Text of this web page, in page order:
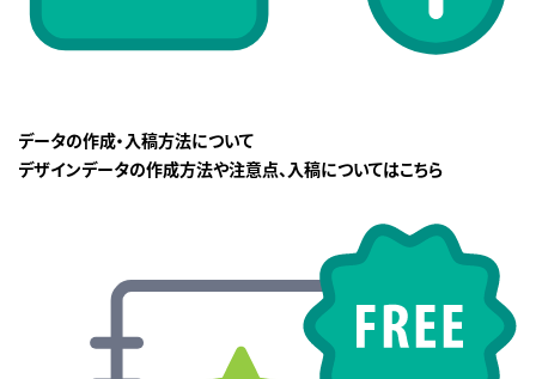
データの作成・入稿方法について
デザインデータの作成方法や注意点、入稿についてはこちら